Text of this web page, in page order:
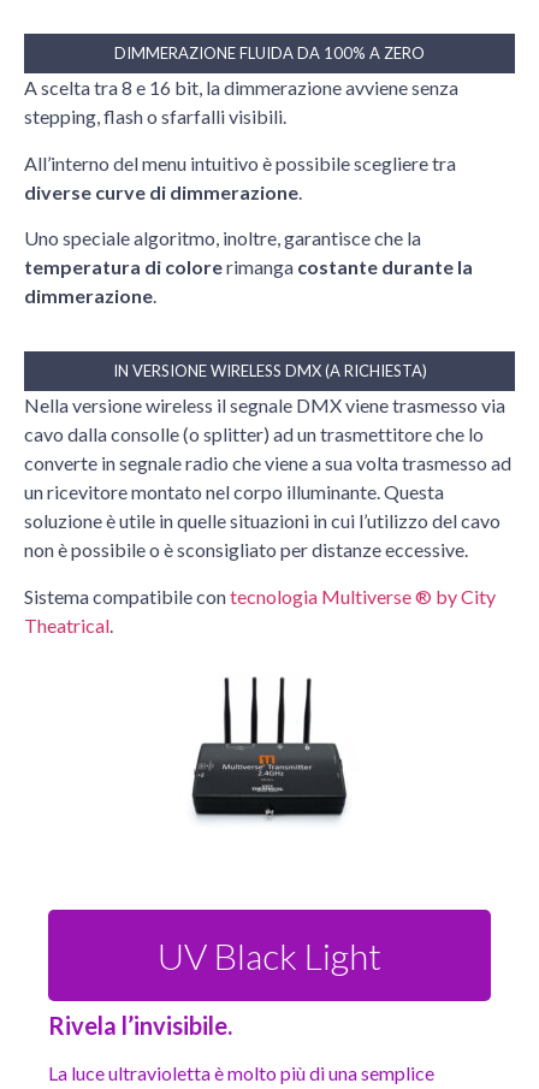
DIMMERAZIONE FLUIDA DA 100% A ZERO
A scelta tra 8 e 16 bit, la dimmerazione avviene senza
stepping, flash o sfarfalli visibili.
All’interno del menu intuitivo è possibile scegliere tra
diverse curve di dimmerazione
Uno speciale algoritmo, inoltre, garantisce che la
temperatura di colorerimanga costante durante la
dimmerazione.
IN VERSIONE WIRELESS DMX (A RICHIESTA)
Nella versione wireless il segnale DMX viene trasmesso via
cavo dalla consolle (o splitter) ad un trasmettitore che lo
converte in segnale radio che viene a sua volta trasmesso ad
un ricevitore montato nel corpo illuminante. Questa
soluzione è utile in quelle situazioni in cui l’utilizzo del cavo
non è possibile o è sconsigliato per distanze eccessive.
Sistema compatibile contecnologia Multiverse ® by City
Theatrical
UV Black Light
Rivela l’invisibile.
La luce ultravioletta è molto più di una semplice